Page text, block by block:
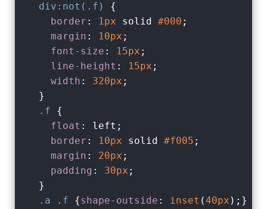
div :not(.f)
{
border : 1px solid #000 ;
margin : 10px ;
font-size : 15px ;
line-height : 15px ;
width : 320px ;
  }
.f {
float : left;
border : 10px solid #f005 ;
margin : 20px ;
padding : 30px ;
  }
.a
.f {shape-outside : inset (40px );}